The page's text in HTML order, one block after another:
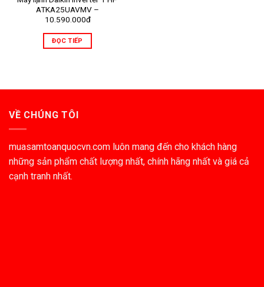
ATKA25UAVMV –
10.590.000đ
ĐỌC TIẾP
VỀ CHÚNG TÔI
muasamtoanquocvn.com luôn mang đến cho khách hàng
những sản phẩm chất lượng nhất, chính hãng nhất và giá cả
cạnh tranh nhất.